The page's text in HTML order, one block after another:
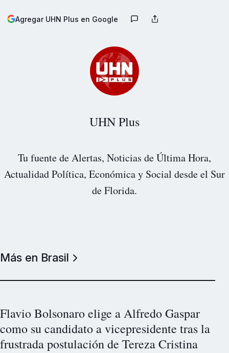
Agregar UHN Plus en Google
UHN Plus
Tu fuente de Alertas, Noticias de Última Hora,
Actualidad Política, Económica y Social desde el Sur
de Florida.
Más en Brasil
Flavio Bolsonaro elige a Alfredo Gaspar
como su candidato a vicepresidente tras la
frustrada postulación de Tereza Cristina